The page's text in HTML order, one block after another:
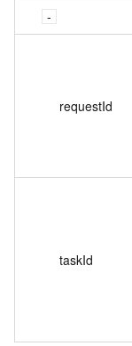
requestId
taskId